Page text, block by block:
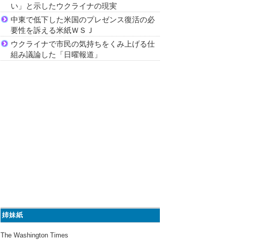
い」と示したウクライナの現実
中東で低下した米国のプレゼンス復活の必
要性を訴える米紙ＷＳＪ
ウクライナで市民の気持ちをくみ上げる仕
組み議論した「日曜報道」
姉妹紙
The Washington Times